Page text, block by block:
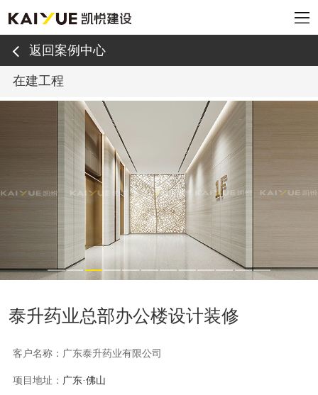
返回案例中心
在建工程
泰升药业总部办公楼设计装修
客户名称： 广东泰升药业有限公司
项目地址： 广东·佛山